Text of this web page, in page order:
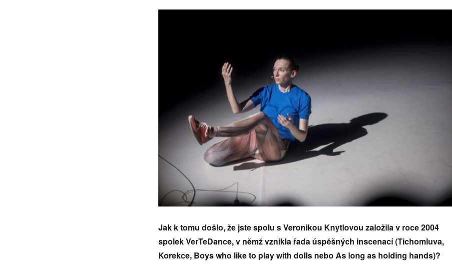
Jak k tomu došlo, že jste spolu s Veronikou Knytlovou založila v roce 2004
spolek VerTeDance, v němž vznikla řada úspěšných inscenací (Tichomluva,
Korekce, Boys who like to play with dolls nebo As long as holding hands)?